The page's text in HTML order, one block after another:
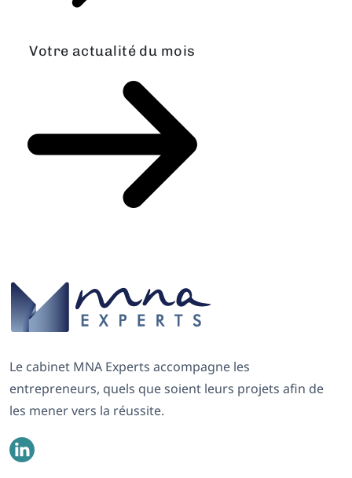
Votre actualité du mois
Le cabinet MNA Experts accompagne les
entrepreneurs, quels que soient leurs projets afin de
les mener vers la réussite.